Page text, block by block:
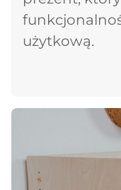
użytkową.